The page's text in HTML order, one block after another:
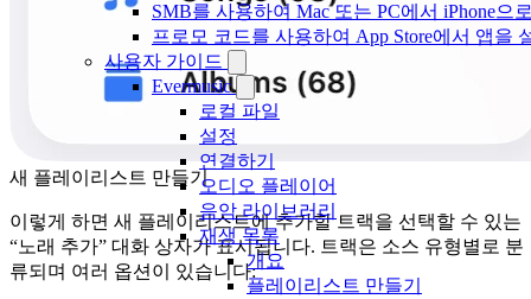
SMB를 사용하여 Mac 또는 PC에서 iPhone으
프로모 코드를 사용하여 App Store에서 앱을
사용자 가이드
Evermusic
로컬 파일
설정
연결하기
오디오 플레이어
음악 라이브러리
재생 목록
개요
플레이리스트 만들기
새 플레이리스트 만들기
이렇게 하면 새 플레이리스트에 추가할 트랙을 선택할 수 있는
“노래 추가” 대화 상자가 표시됩니다. 트랙은 소스 유형별로 분
류되며 여러 옵션이 있습니다: